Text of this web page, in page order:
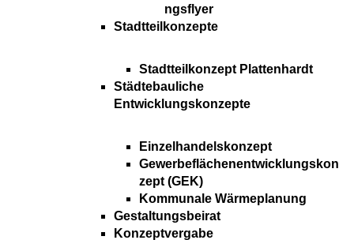
ngsflyer
Stadtteilkonzepte
Stadtteilkonzept Plattenhardt
Städtebauliche
Entwicklungskonzepte
Einzelhandelskonzept
Gewerbeflächenentwicklungskon
zept (GEK)
Kommunale Wärmeplanung
Gestaltungsbeirat
Konzeptvergabe